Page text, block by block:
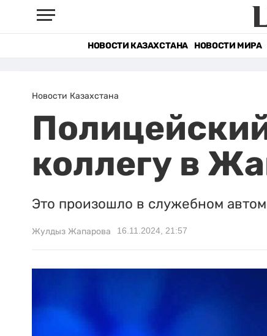
НОВОСТИ КАЗАХСТАНА НОВОСТИ МИРА
Новости Казахстана
коллегу в
Это произошло в служебном
Жулдыз Жапарова 16.11.2024, 21:57